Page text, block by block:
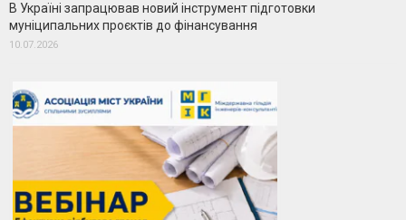
В Україні запрацював новий інструмент підготовки
муніципальних проєктів до фінансування
10.07.2026